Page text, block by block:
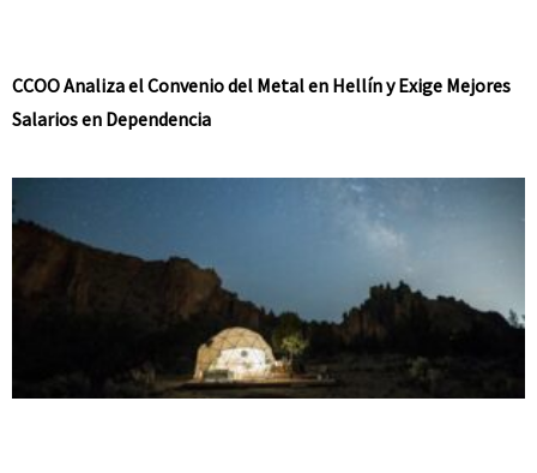
CCOO Analiza el Convenio del Metal en Hellín y Exige Mejores
Salarios en Dependencia